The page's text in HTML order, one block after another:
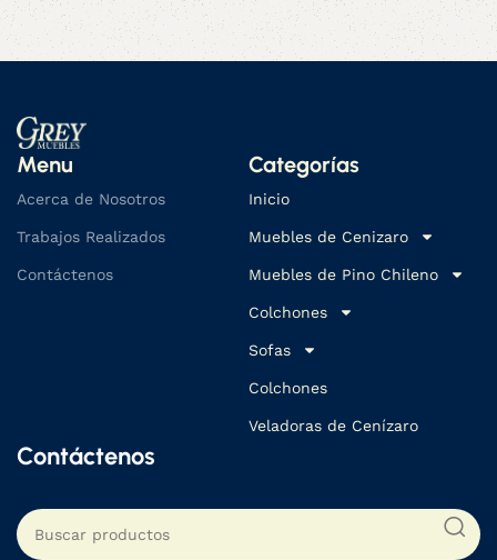
Menu
Acerca de Nosotros
Trabajos Realizados
Contáctenos
Categorías
Inicio
Muebles de Cenizaro
Muebles de Pino Chileno
Colchones
Sofas
Colchones
Veladoras de Cenízaro
Contáctenos